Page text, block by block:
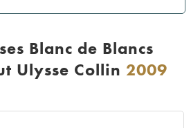
Blanc de Blancs
Ulysse Collin 2009